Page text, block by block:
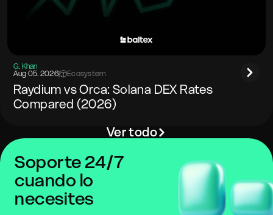
G. Khan
Aug 05. 2026| Ecosystem
Raydium vs Orca: Solana DEX Rates
Compared (2026)
Ver todo
Soporte 24/7
cuando lo
necesites